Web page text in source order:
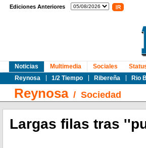
Ediciones Anteriores
Noticias
Reynosa
1/2 Tiempo Ribereña Rio
Multimedia Sociales
Reynosa/ Sociedad
Largas filas tras